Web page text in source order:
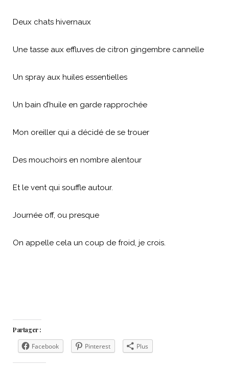
Deux chats hivernaux
Une tasse aux effluves de citron gingembre cannelle
Un spray aux huiles essentielles
Un bain d’huile en garde rapprochée
Mon oreiller qui a décidé de se trouer
Des mouchoirs en nombre alentour
Et le vent qui souffle autour.
Journée off, ou presque
On appelle cela un coup de froid, je crois.
Partager :
Facebook Pinterest Plus